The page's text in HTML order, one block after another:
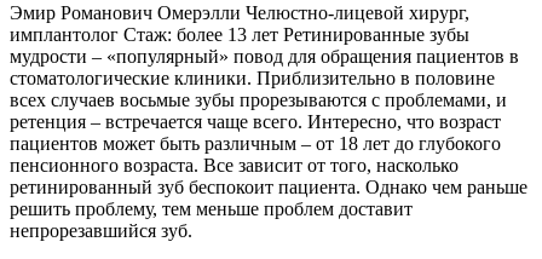
Эмир Романович Омерэлли Челюстно-лицевой хирург,
имплантолог Стаж: более 13 лет Ретинированные зубы
мудрости – «популярный» повод для обращения пациентов в
стоматологические клиники. Приблизительно в половине
всех случаев восьмые зубы прорезываются с проблемами, и
ретенция – встречается чаще всего. Интересно, что возраст
пациентов может быть различным – от 18 лет до глубокого
пенсионного возраста. Все зависит от того, насколько
ретинированный зуб беспокоит пациента. Однако чем раньше
решить проблему, тем меньше проблем доставит
непрорезавшийся зуб.